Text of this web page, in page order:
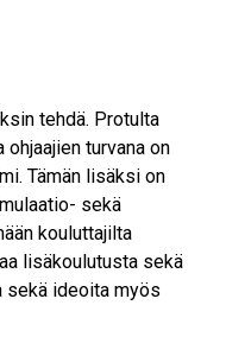
tehdä. Protulta
turvana on
Tämän lisäksi on
sekä
kouluttajilta
lisäkoulutusta sekä
sekä ideoita myös